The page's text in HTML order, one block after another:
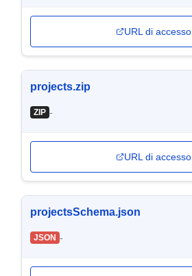
URL di accesso
projects.zip
ZIP -
URL di accesso
projectsSchema.json
JSON -